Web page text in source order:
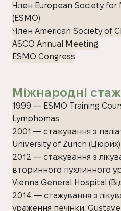
Член European Society for
(ESMO)
Член American Society of
ASCO Annual Meeting
ESMO Congress
Міжнародні
1999 — ESMO Training
Lymphomas
2001 — стажування з
University of Zurich (Цюрих)
2012 — стажування з
вторинного пухлинного
Vienna General Hospital
2014 — стажування з
ураження печінки,